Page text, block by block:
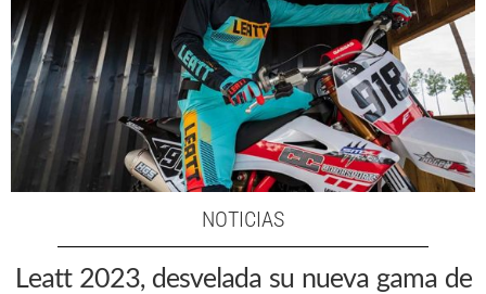
NOTICIAS
Leatt 2023, desvelada su nueva gama de